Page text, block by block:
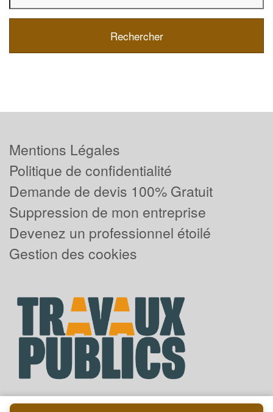
Mentions Légales
Politique de confidentialité
Demande de devis 100% Gratuit
Suppression de mon entreprise
Devenez un professionnel étoilé
Gestion des cookies